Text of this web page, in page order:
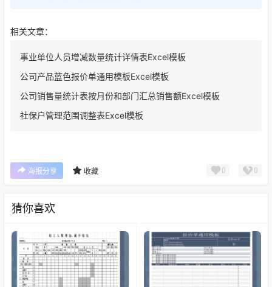
相关文章：
事业单位人员增减数量统计详情表Excel模板
公司产品蓝色报价单通用模板Excel模板
公司销售量统计表按月份和部门汇总销售额Excel模板
社保户管理范围调整表Excel模板
海报分享 收藏 0 0
猜你喜欢